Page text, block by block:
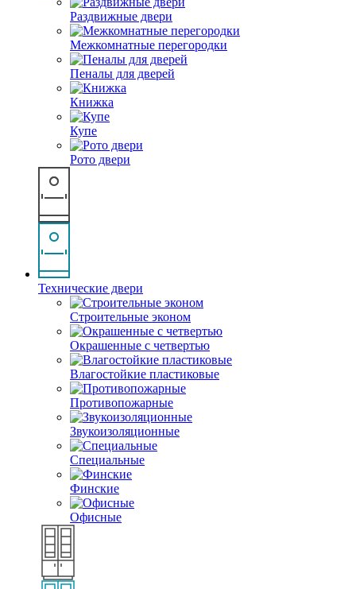
Раздвижные двери
Межкомнатные перегородки
Пеналы для дверей
Книжка
Купе
Рото двери
Технические двери
Строительные эконом
Окрашенные с четвертью
Влагостойкие пластиковые
Противопожарные
Звукоизоляционные
Специальные
Финские
Офисные